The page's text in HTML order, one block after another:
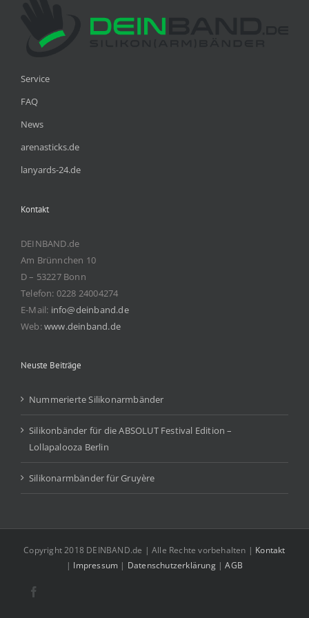
Service
FAQ
News
arenasticks.de
lanyards-24.de
Kontakt
DEINBAND.de
Am Brünnchen 10
D – 53227 Bonn
Telefon: 0228 24004274
E-Mail: info@deinband.de
Web:www.deinband.de
Neuste Beiträge
Nummerierte Silikonarmbänder
Silikonbänder für die ABSOLUT Festival Edition –
Lollapalooza Berlin
Silikonarmbänder für Gruyère
Copyright 2018 DEINBAND.de | Alle Rechte vorbehalten | Kontakt
| Impressum | Datenschutzerklärung|AGB